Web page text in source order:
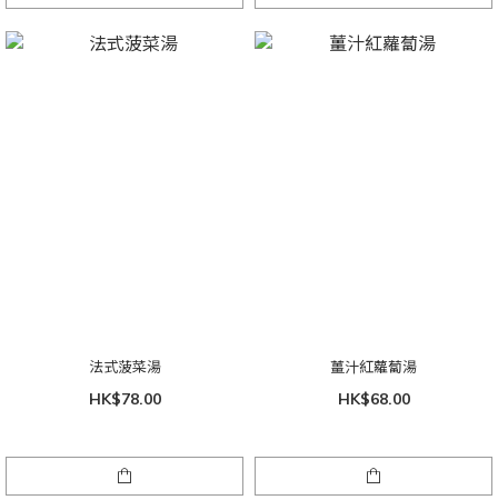
法式菠菜湯
HK$78.00
薑汁紅蘿蔔湯
HK$68.00